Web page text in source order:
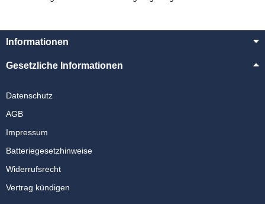
Informationen
Gesetzliche Informationen
Datenschutz
AGB
Impressum
Batteriegesetzhinweise
Widerrufsrecht
Vertrag kündigen